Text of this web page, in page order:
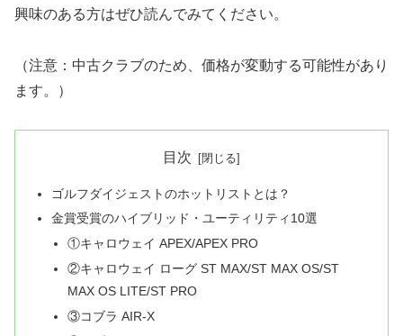
興味のある方はぜひ読んでみてください。
（注意：中古クラブのため、価格が変動する可能性があり
ます。）
目次
ゴルフダイジェストのホットリストとは？
金賞受賞のハイブリッド・ユーティリティ10選
①キャロウェイ APEX/APEX PRO
②キャロウェイ ローグ ST MAX/ST MAX OS/ST
MAX OS LITE/ST PRO
③コブラ AIR-X